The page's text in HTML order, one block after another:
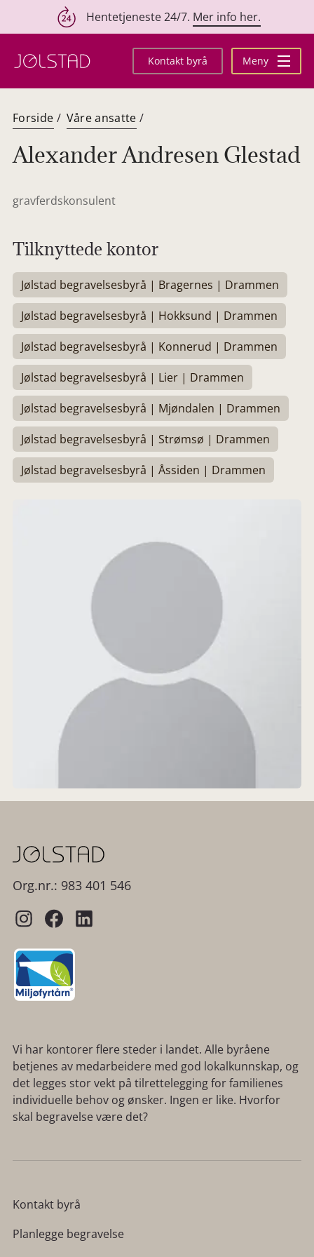
innhold
Hentetjeneste 24/7. Mer info her.
Kontakt byrå Meny
Forside / Våre ansatte /
Alexander Andresen Glestad
gravferdskonsulent
Tilknyttede kontor
Jølstad begravelsesbyrå | Bragernes | Drammen
Jølstad begravelsesbyrå | Hokksund | Drammen
Jølstad begravelsesbyrå | Konnerud | Drammen
Jølstad begravelsesbyrå | Lier | Drammen
Jølstad begravelsesbyrå | Mjøndalen | Drammen
Jølstad begravelsesbyrå | Strømsø | Drammen
Jølstad begravelsesbyrå | Åssiden | Drammen
Org.nr.: 983 401 546
Vi har kontorer flere steder i landet. Alle byråene
betjenes av medarbeidere med god lokalkunnskap, og
det legges stor vekt på tilrettelegging for familienes
individuelle behov og ønsker. Ingen er like. Hvorfor
skal begravelse være det?
Kontakt byrå
Planlegge begravelse